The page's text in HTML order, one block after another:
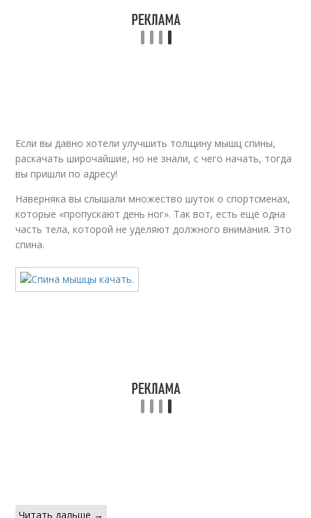
Упражнения для низа Базовое упражнение
Упражнение для
Упражнения для
Если вы давно хотели улучшить толщину мышц спины,
раскачать широчайшие, но не знали, с чего начать, тогда
вы пришли по адресу!
Наверняка вы слышали множество шуток о спортсменах,
которые «пропускают день ног». Так вот, есть ещё одна
часть тела, которой не уделяют должного внимания. Это
спина.
Читать дальше →